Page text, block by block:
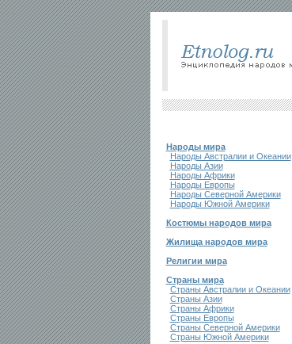
Народы мира
Народы Австралии и Океании
Народы Азии
Народы Африки
Народы Европы
Народы Северной Америки
Народы Южной Америки
Костюмы народов мира
Жилища народов мира
Религии мира
Страны мира
Страны Австралии и Океании
Страны Азии
Страны Африки
Страны Европы
Страны Северной Америки
Страны Южной Америки